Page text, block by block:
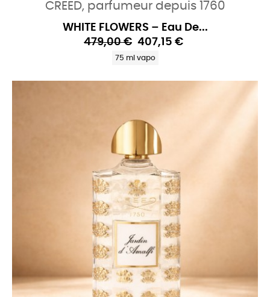
CREED, parfumeur depuis 1760
WHITE FLOWERS – Eau De...
479,00 € 407,15 €
75 ml vapo